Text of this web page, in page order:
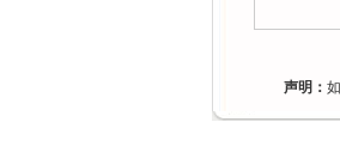
声明：